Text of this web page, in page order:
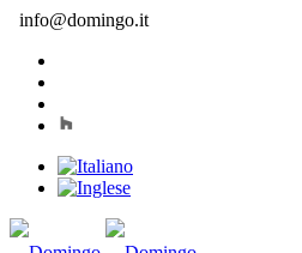
info@domingo.it